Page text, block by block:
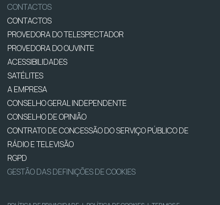
CONTACTOS
CONTACTOS
PROVEDORA DO TELESPECTADOR
PROVEDORA DO OUVINTE
ACESSIBILIDADES
SATÉLITES
A EMPRESA
CONSELHO GERAL INDEPENDENTE
CONSELHO DE OPINIÃO
CONTRATO DE CONCESSÃO DO SERVIÇO PÚBLICO DE
RÁDIO E TELEVISÃO
RGPD
GESTÃO DAS DEFINIÇÕES DE COOKIES